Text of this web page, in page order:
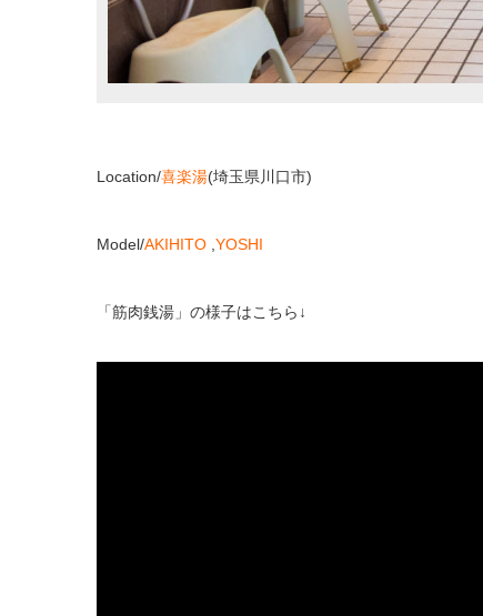
Location/喜楽湯(埼玉県川口市)
Model/AKIHITO YOSHI
「筋肉銭湯」の様子はこちら↓